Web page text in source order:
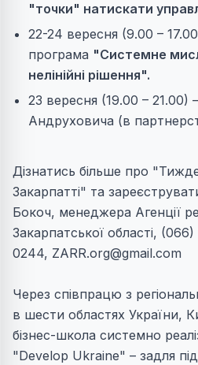
"точки" натискати
22-24 вересня (9.00 –
програма "Системне
нелінійні рішення".
23 вересня (19.00 – 21.00)
Андруховича (в
Дізнатись більше про
Закарпатті" та
Бокоч, менеджера Агенції
Закарпатської області,
0244, ZARR.org@gmail.com
Через співпрацю з
в шести областях України,
бізнес-школа системно
"Develop Ukraine" – задля